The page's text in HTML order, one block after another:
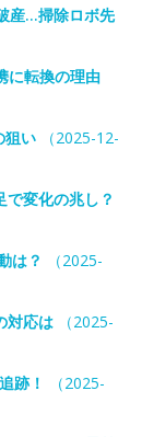
産…掃除ロボ先
転換の理由
狙い（2025-12-
変化の兆し？
は？
（2025-
対応は（2025-
跡！
（2025-